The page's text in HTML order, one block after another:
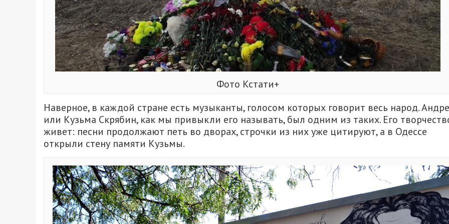
Фото Кстати+
Наверное, в каждой стране есть музыканты, голосом которых говорит весь народ.
или Кузьма Скрябин, как мы привыкли его называть, был одним из таких. Его
живет: песни продолжают петь во дворах, строчки из них уже цитируют, а в Одессе
открыли стену памяти Кузьмы.